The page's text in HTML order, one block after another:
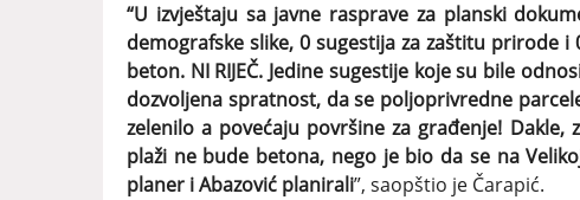
“U izvještaju sa javne rasprave za planski
demografske slike, 0 sugestija za zaštitu prirode
beton. NI RIJEČ. Jedine sugestije koje su bile
dozvoljena spratnost, da se poljoprivredne
zelenilo a povećaju površine za građenje!
plaži ne bude betona, nego je bio da se na
planer i Abazović planirali”, saopštio je Čarapić.